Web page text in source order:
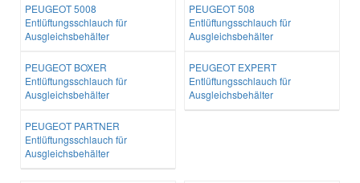
PEUGEOT 5008
Entlüftungsschlauch für
Ausgleichsbehälter
PEUGEOT 508
Entlüftungsschlauch für
Ausgleichsbehälter
PEUGEOT BOXER
Entlüftungsschlauch für
Ausgleichsbehälter
PEUGEOT EXPERT
Entlüftungsschlauch für
Ausgleichsbehälter
PEUGEOT PARTNER
Entlüftungsschlauch für
Ausgleichsbehälter